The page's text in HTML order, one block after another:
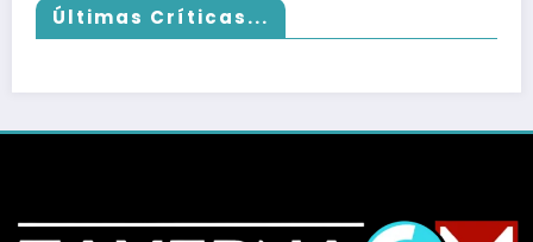
Últimas Críticas...